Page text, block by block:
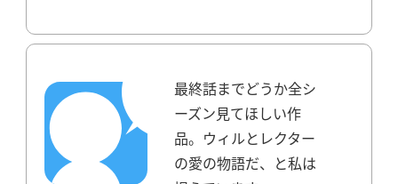
最終話までどうか全シ
ーズン見てほしい作
品。 ウィルとレクター
の愛の物語だ、と私は